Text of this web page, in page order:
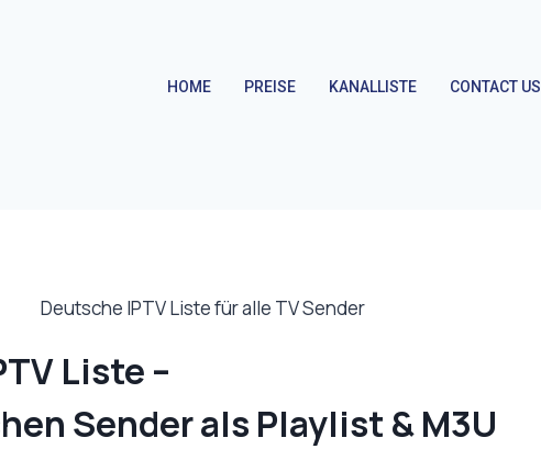
HOME PREISE KANALLISTE CONTACT US
Liste –
Sender als Playlist & M3U